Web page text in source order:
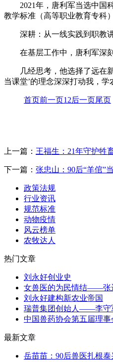
2021年，唐利军当选中国
教学标准（高等职业教育专科
深耕：从一线实践到职教
在基层工作中，唐利军深
几经思考，他选择了远在
当课堂’的理念深深打动我，
首页前一页1 2后一页尾页
上一篇： 王福生：21年守护牲
下一篇： 张忠山：90后“羊倌”
政策法规
行业资讯
规范标准
动物疫情
风云榜单
农牧达人
热门文章
刘永好创业史
女兽医的为民情结——张
刘永好建构新农业帝国
瑞普集团创始人——李守
中国兽药协会第五届理事
最新文章
岳苗苗：90后兽医扎根